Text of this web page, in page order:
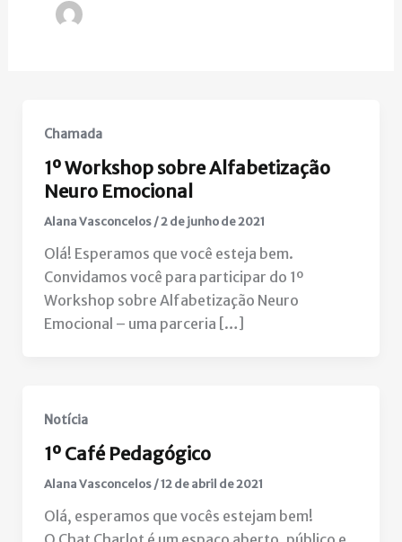
Chamada
1º Workshop sobre Alfabetização
Neuro Emocional
Alana Vasconcelos/2 de junho de 2021
Olá! Esperamos que você esteja bem.
Convidamos você para participar do 1º
Workshop sobre Alfabetização Neuro
Emocional – uma parceria […]
Notícia
1º Café Pedagógico
Alana Vasconcelos/12 de abril de 2021
Olá, esperamos que vocês estejam bem!